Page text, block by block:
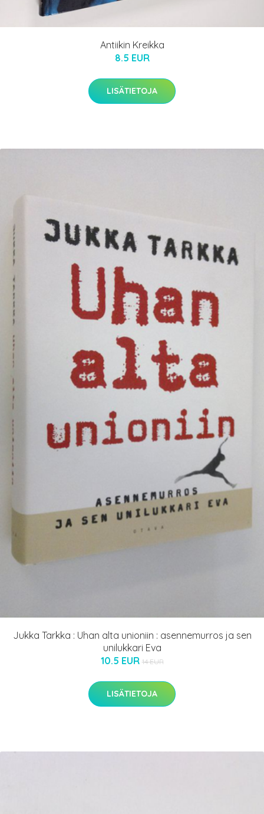
Antiikin Kreikka
8.5 EUR
LISÄTIETOJA
Jukka Tarkka : Uhan alta unioniin : asennemurros ja sen
unilukkari Eva
10.5 EUR 14 EUR
LISÄTIETOJA